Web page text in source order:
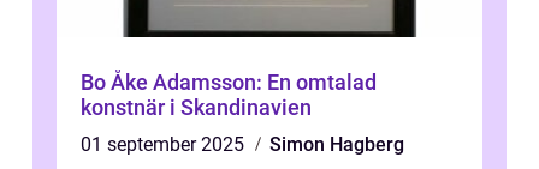
Bo Åke Adamsson: En omtalad
konstnär i Skandinavien
01 september 2025
Simon Hagberg